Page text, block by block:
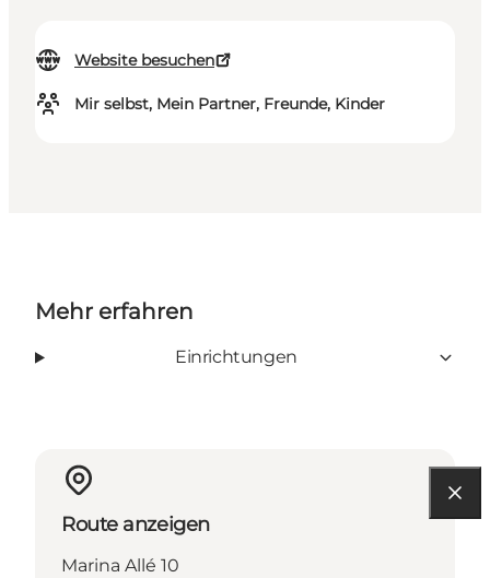
Website besuchen
Mir selbst, Mein Partner, Freunde, Kinder
Mehr erfahren
Einrichtungen
Route anzeigen
Marina Allé 10